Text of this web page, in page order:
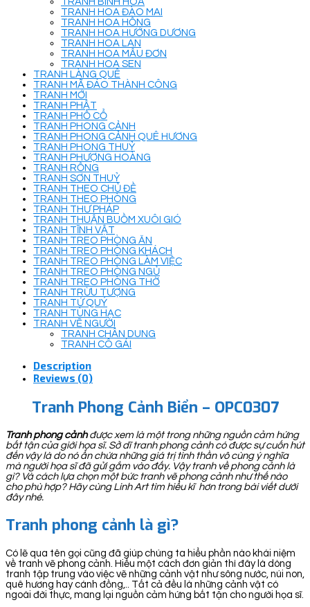
TRANH HOA ĐÀO MAI
TRANH HOA HỒNG
TRANH HOA HƯỚNG DƯƠNG
TRANH HOA LAN
TRANH HOA MẪU ĐƠN
TRANH HOA SEN
TRANH LÀNG QUÊ
TRANH MÃ ĐÁO THÀNH CÔNG
TRANH MỚI
TRANH PHẬT
TRANH PHỐ CỔ
TRANH PHONG CẢNH
TRANH PHONG CẢNH QUÊ HƯƠNG
TRANH PHONG THUỶ
TRANH PHƯỢNG HOÀNG
TRANH RỒNG
TRANH SƠN THUỶ
TRANH THEO CHỦ ĐỀ
TRANH THEO PHÒNG
TRANH THƯ PHÁP
TRANH THUẬN BUỒM XUÔI GIÓ
TRANH TĨNH VẬT
TRANH TREO PHÒNG ĂN
TRANH TREO PHÒNG KHÁCH
TRANH TREO PHÒNG LÀM VIỆC
TRANH TREO PHÒNG NGỦ
TRANH TREO PHÒNG THỜ
TRANH TRỪU TƯỢNG
TRANH TỨ QUÝ
TRANH TÙNG HẠC
TRANH VẼ NGƯỜI
TRANH CHÂN DUNG
TRANH CÔ GÁI
Description
Reviews (0)
Tranh Phong Cảnh Biển – OPC0307
Tranh phong cảnhđược xem là một trong những nguồn cảm hứng
bất tận của giới họa sĩ. Sở dĩ tranh phong cảnh có được sự cuốn hút
đến vậy là do nó ẩn chứa những giá trị tinh thần vô cùng ý nghĩa
mà người họa sĩ đã gửi gắm vào đấy. Vậy tranh về phong cảnh là
gì? Và cách lựa chọn một bức tranh vẽ phong cảnh như thế nào
cho phù hợp? Hãy cùng Linh Art tìm hiểu kĩ hơn trong bài viết dưới
đây nhé.
Tranh phong cảnh là gì?
Có lẽ qua tên gọi cũng đã giúp chúng ta hiểu phần nào khái niệm
về tranh vẽ phong cảnh. Hiểu một cách đơn giản thì đây là dòng
tranh tập trung vào việc vẽ những cảnh vật như sông nước, núi non,
quê hương hay cánh đồng,.. Tất cả đều là những cảnh vật có
ngoài đời thực, mang lại nguồn cảm hứng bất tận cho người họa sĩ.